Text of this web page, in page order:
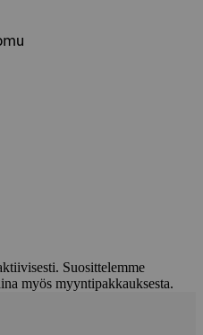
Suosittelemme
myös myyntipakkauksesta.